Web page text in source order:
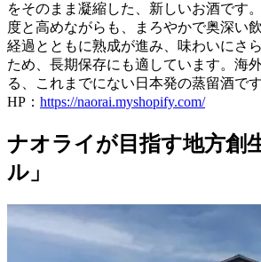
をそのまま凝縮した、新しいお酒です
度と高めながらも、まろやかで奥深い
経過とともに熟成が進み、味わいにさ
ため、長期保存にも適しています。海
る、これまでにない日本発の蒸留酒です
HP： https://naorai.myshopify.com/
ナオライが目指す地方創
ル」